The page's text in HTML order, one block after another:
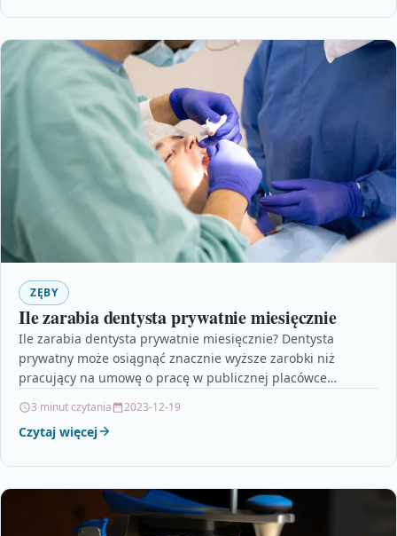
ZĘBY
Ile zarabia dentysta prywatnie miesięcznie
Ile zarabia dentysta prywatnie miesięcznie? Dentysta
prywatny może osiągnąć znacznie wyższe zarobki niż
pracujący na umowę o pracę w publicznej placówce
3 minut czytania 2023-12-19
Czytaj więcej